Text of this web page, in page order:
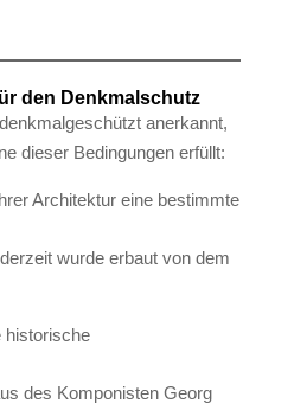
den Denkmalschutz
anerkannt,
dieser Bedingungen erfüllt:
Architektur eine bestimmte
wurde erbaut von dem
historische
des Komponisten Georg